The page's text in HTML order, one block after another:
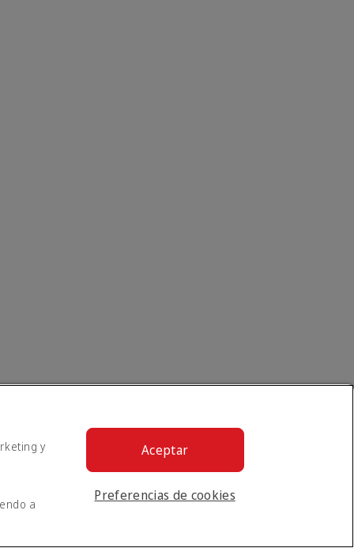
y
a
Preferencias de cookies
Aceptar